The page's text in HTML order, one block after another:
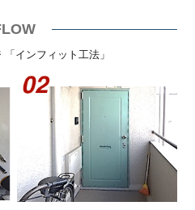
インフィット工法」